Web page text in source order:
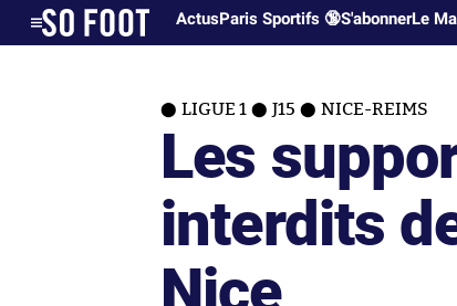
ActusParis Sportifs 🔞S'abonnerLe
LIGUE 1 J15 NICE-REIMS
Les
interdits
Nice